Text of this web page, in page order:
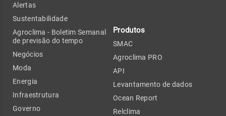
Alertas
Sustentabilidade
Agroclima - Boletim Semanal
de previsão do tempo
Negócios
Moda
Energia
Infraestrutura
Governo
Produtos
SMAC
Agroclima PRO
API
Levantamento de dados
Ocean Report
Relclima